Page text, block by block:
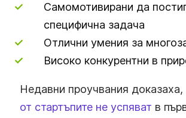
Самомотивирани да
специфична задача
Отлични умения за
Високо конкурентни в
Недавни проучвания доказаха,
от стартъпите не успяват в